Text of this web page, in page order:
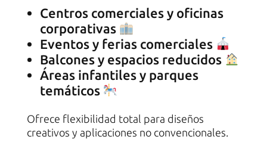
Centros comerciales y oficinas
corporativas
Eventos y ferias comerciales
Balcones y espacios reducidos
Áreas infantiles y parques
temáticos
Ofrece flexibilidad total para diseños
creativos y aplicaciones no convencionales.